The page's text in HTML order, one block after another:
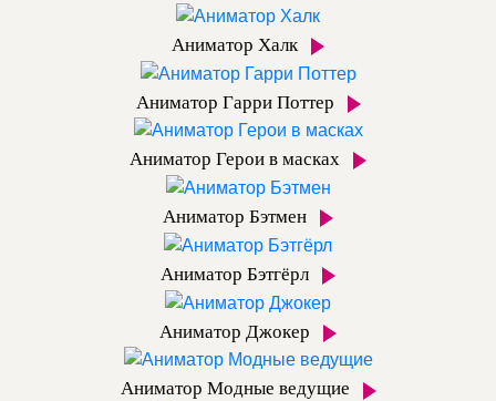
Аниматор Халк
Аниматор Гарри Поттер
Аниматор Герои в масках
Аниматор Бэтмен
Аниматор Бэтгёрл
Аниматор Джокер
Аниматор Модные ведущие